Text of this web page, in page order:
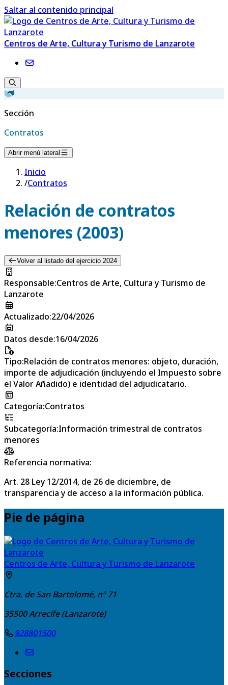
Saltar al contenido principal
Centros de Arte, Cultura y Turismo de Lanzarote
Sección
Contratos
Abrir menú lateral
Inicio
/Contratos
Relación de contratos
menores (2003)
Volver al listado del ejercicio 2024
Responsable:Centros de Arte, Cultura y Turismo de
Lanzarote
Actualizado:22/04/2026
Datos desde:16/04/2026
Tipo:Relación de contratos menores: objeto, duración,
importe de adjudicación (incluyendo el Impuesto sobre
el Valor Añadido) e identidad del adjudicatario.
Categoría:Contratos
Subcategoría:Información trimestral de contratos
menores
Referencia normativa:
Art. 28 Ley 12/2014, de 26 de diciembre, de
transparencia y de acceso a la información pública.
Pie de página
Centros de Arte, Cultura y Turismo de Lanzarote
Ctra. de San Bartolomé, nº 71
35500Arrecife (Lanzarote)
928801500
Secciones